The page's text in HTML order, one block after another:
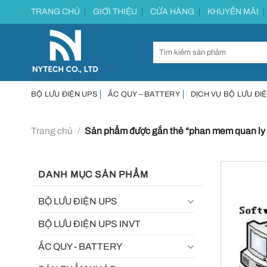
Chuyển
đến
TRANG CHỦ GIỚI THIỆU CỬA HÀNG KHUYẾN MÃI
BỘ LƯU ĐIỆN UPS ẮC QUY – BATTERY DỊCH VỤ BỘ LƯU
Trang chủ / Sản phẩm được gắn thẻ “phan mem quan ly
DANH MỤC SẢN PHẨM
BỘ LƯU ĐIỆN UPS
BỘ LƯU ĐIỆN UPS INVT
ẮC QUY - BATTERY